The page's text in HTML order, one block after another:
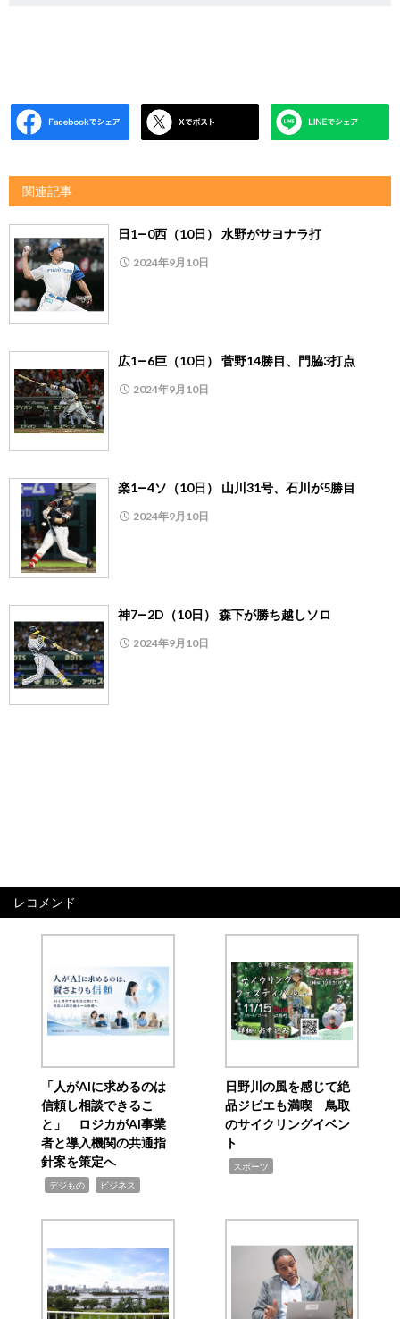
関連記事
日1―0西（10日） 水野がサヨナラ打
2024年9月10日
広1―6巨（10日） 菅野14勝目、門脇3打点
2024年9月10日
楽1―4ソ（10日） 山川31号、石川が5勝目
2024年9月10日
神7―2D（10日） 森下が勝ち越しソロ
2024年9月10日
レコメンド
「人がAIに求めるのは
信頼し相談できるこ
と」 ロジカがAI事業
者と導入機関の共通指
針案を策定へ
デジもの ビジネス
日野川の風を感じて絶
品ジビエも満喫 鳥取
のサイクリングイベン
ト
スポーツ